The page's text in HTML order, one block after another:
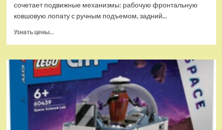
сочетает подвижные механизмы: рабочую фронтальную
ковшовую лопату с ручным подъемом, задний...
Узнать цены...
(EU)
Конструктор
LEGO
Technic
Экскаватор-
погрузчик
(42197)